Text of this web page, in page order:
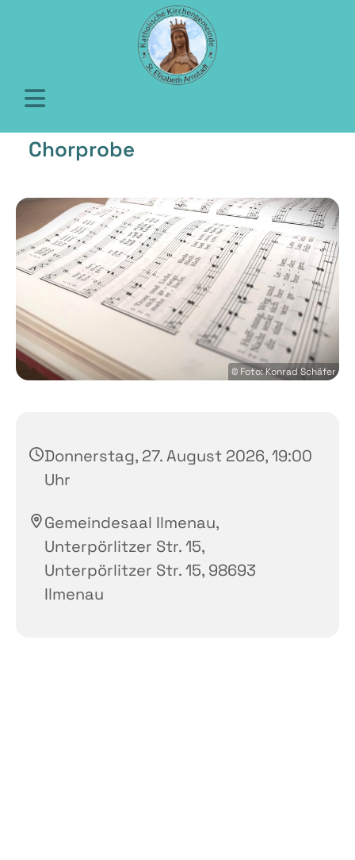
Chorprobe
© Foto: Konrad Schäfer
Donnerstag, 27. August 2026, 19:00
Uhr
Gemeindesaal Ilmenau,
Unterpörlitzer Str. 15,
Unterpörlitzer Str. 15, 98693
Ilmenau